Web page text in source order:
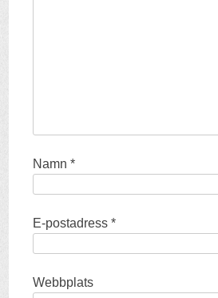
Namn*
E-postadress*
Webbplats